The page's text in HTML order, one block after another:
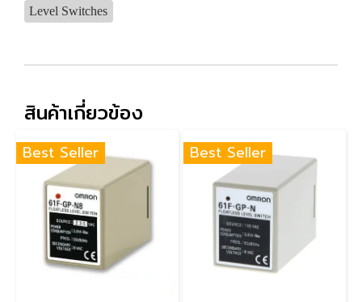
Level Switches
สินค้าเกี่ยวข้อง
Best Seller Best Seller